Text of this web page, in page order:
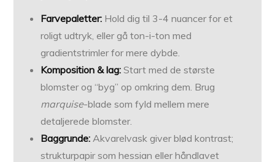
Farvepaletter: Hold dig til 3-4 nuancer for et
roligt udtryk, eller gå ton-i-ton med
gradientstrimler for mere dybde.
Komposition & lag: Start med de største
blomster og “byg” op omkring dem. Brug
marquise-blade som fyld mellem mere
detaljerede blomster.
Baggrunde: Akvarelvask giver blød kontrast;
strukturpapir som hessian eller håndlavet